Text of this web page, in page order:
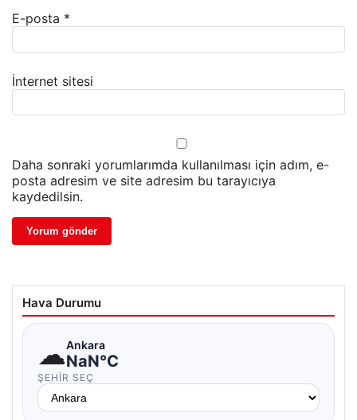
E-posta *
İnternet sitesi
Daha sonraki yorumlarımda kullanılması için adım, e-
posta adresim ve site adresim bu tarayıcıya
kaydedilsin.
Hava Durumu
☁Ankara
NaN°C
ŞEHIR SEÇ